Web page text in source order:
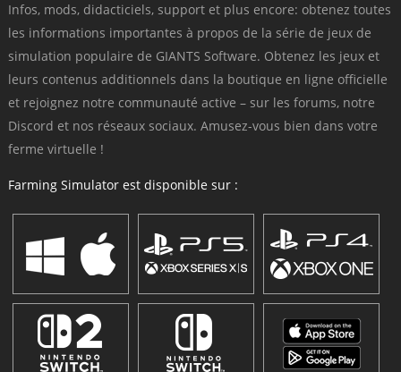
Infos, mods, didacticiels, support et plus encore: obtenez toutes
les informations importantes à propos de la série de jeux de
simulation populaire de GIANTS Software. Obtenez les jeux et
leurs contenus additionnels dans la boutique en ligne officielle
et rejoignez notre communauté active – sur les forums, notre
Discord et nos réseaux sociaux. Amusez-vous bien dans votre
ferme virtuelle !
Farming Simulator est disponible sur :